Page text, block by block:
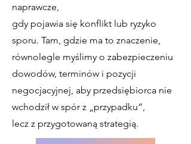
naprawcze,
gdy pojawia się konflikt lub ryzyko
sporu. Tam, gdzie ma to znaczenie,
równolegle myślimy o zabezpieczeniu
dowodów, terminów i pozycji
negocjacyjnej, aby przedsiębiorca nie
wchodził w spór z „przypadku”,
lecz z przygotowaną strategią.